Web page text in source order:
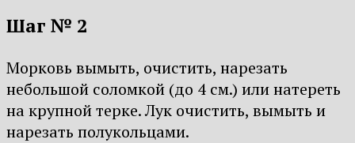
Шаг № 2
Морковь вымыть, очистить, нарезать
небольшой соломкой (до 4 см.) или натереть
на крупной терке. Лук очистить, вымыть и
нарезать полукольцами.